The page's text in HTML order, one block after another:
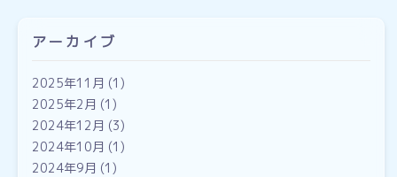
アーカイブ
2025年11月 (1)
2025年2月 (1)
2024年12月 (3)
2024年10月 (1)
2024年9月 (1)